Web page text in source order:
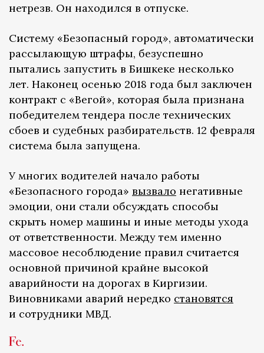
нетрезв. Он находился в отпуске.
Систему «Безопасный город», автоматически
рассылающую штрафы, безуспешно
пытались запустить в Бишкеке несколько
лет. Наконец осенью 2018 года был заключен
контракт с «Вегой», которая была признана
победителем тендера после технических
сбоев и судебных разбирательств. 12 февраля
система была запущена.
У многих водителей начало работы
«Безопасного города» вызвало негативные
эмоции, они стали обсуждать способы
скрыть номер машины и иные методы ухода
от ответственности. Между тем именно
массовое несоблюдение правил считается
основной причиной крайне высокой
аварийности на дорогах в Киргизии.
Виновниками аварий нередко становятся
и сотрудники МВД.